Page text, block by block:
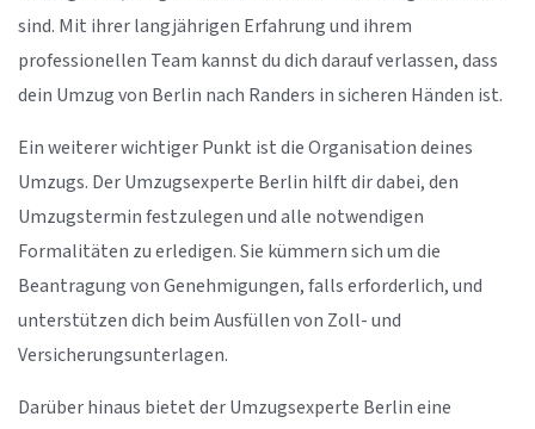
sind. Mit ihrer langjährigen Erfahrung und ihrem
professionellen Team kannst du dich darauf verlassen, dass
dein Umzug von Berlin nach Randers in sicheren Händen ist.
Ein weiterer wichtiger Punkt ist die Organisation deines
Umzugs. Der Umzugsexperte Berlin hilft dir dabei, den
Umzugstermin festzulegen und alle notwendigen
Formalitäten zu erledigen. Sie kümmern sich um die
Beantragung von Genehmigungen, falls erforderlich, und
unterstützen dich beim Ausfüllen von Zoll- und
Versicherungsunterlagen.
Darüber hinaus bietet der Umzugsexperte Berlin eine